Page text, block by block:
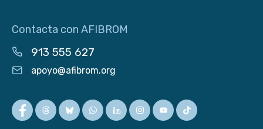
Contacta con AFIBROM
913 555 627
apoyo@afibrom.org